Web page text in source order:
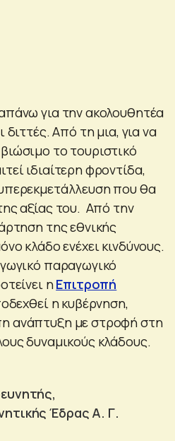
για την ακολουθητέα
διττές. Από τη μια, για να
το τουριστικό
ιδιαίτερη φροντίδα,
που θα
αξίας του. Από την
της εθνικής
κλάδο ενέχει κινδύνους.
παραγωγικό
ηΕπιτροπή
η κυβέρνηση,
ανάπτυξη με στροφή στη
δυναμικούς κλάδους.
Έδρας Α. Γ.